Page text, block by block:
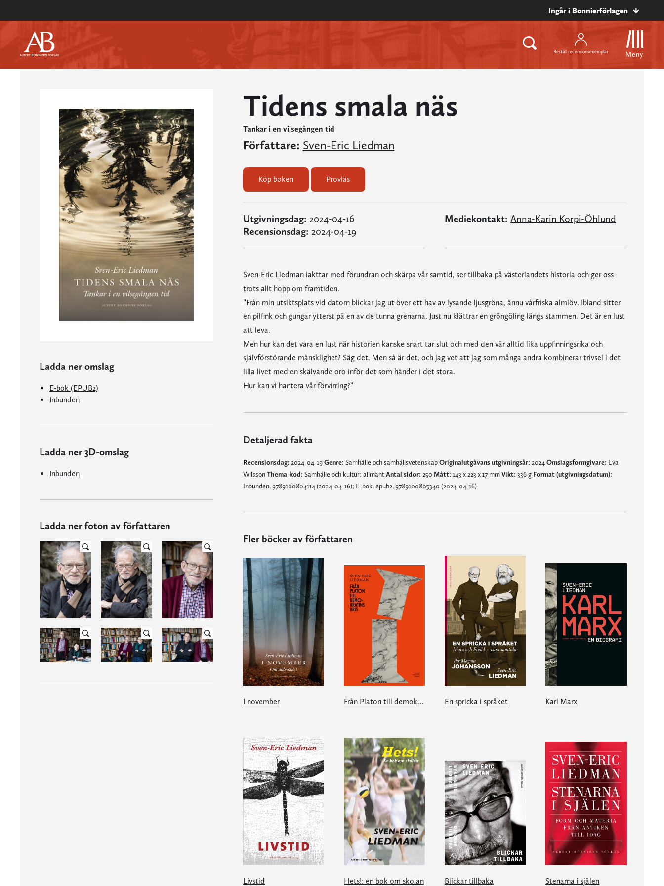
Ingår i Bonnierförlagen
Beställ recensionsexemplar Meny
Ladda ner omslag
E-bok (EPUB2)
Inbunden
Ladda ner 3D-omslag
Inbunden
Ladda ner foton av författaren
Tidens smala näs
Tankar i en vilsegången tid
Författare: Sven-Eric Liedman
Köp boken Provläs
Utgivningsdag: 2024-04-16
Recensionsdag: 2024-04-19
Mediekontakt: Anna-Karin Korpi-Öhlund
Sven-Eric Liedman iakttar med förundran och skärpa vår samtid, ser tillbaka på västerlandets historia och ger oss
trots allt hopp om framtiden.
”Från min utsiktsplats vid datorn blickar jag ut över ett hav av lysande ljusgröna, ännu vårfriska almlöv. Ibland sitter
en pilfink och gungar ytterst på en av de tunna grenarna. Just nu klättrar en gröngöling längs stammen. Det är en lust
att leva.
Men hur kan det vara en lust när historien kanske snart tar slut och med den vår alltid lika uppfinningsrika och
självförstörande mänsklighet? Säg det. Men så är det, och jag vet att jag som många andra kombinerar trivsel i det
lilla livet med en skälvande oro inför det som händer i det stora.
Hur kan vi hantera vår förvirring?”
Detaljerad fakta
Recensionsdag: 2024-04-19Genre: Samhälle och samhällsvetenskapOriginalutgåvans utgivningsår: 2024 Omslagsformgivare: Eva
WilssonThema-kod: Samhälle och kultur: allmäntAntal sidor: 250 Mått: 143 x 223 x 17 mmVikt: 336 g Format (utgivningsdatum):
Inbunden, 9789100804114 (2024-04-16); E-bok, epub2, 9789100805340 (2024-04-16)
Fler böcker av författaren
I november Från Platon till demokratins kris En spricka i språket Karl Marx
Livstid Hets!: en bok om skolan Blickar tillbaka Stenarna i själen